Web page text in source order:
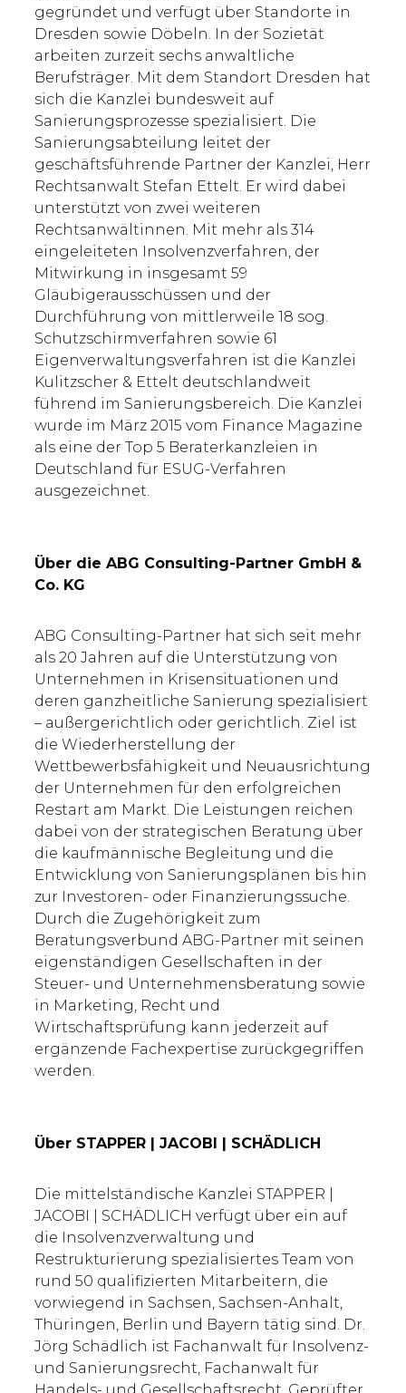
gegründet und verfügt über Standorte in
Dresden sowie Döbeln. In der Sozietät
arbeiten zurzeit sechs anwaltliche
Berufsträger. Mit dem Standort Dresden hat
sich die Kanzlei bundesweit auf
Sanierungsprozesse spezialisiert. Die
Sanierungsabteilung leitet der
geschäftsführende Partner der Kanzlei, Herr
Rechtsanwalt Stefan Ettelt. Er wird dabei
unterstützt von zwei weiteren
Rechtsanwältinnen. Mit mehr als 314
eingeleiteten Insolvenzverfahren, der
Mitwirkung in insgesamt 59
Gläubigerausschüssen und der
Durchführung von mittlerweile 18 sog.
Schutzschirmverfahren sowie 61
Eigenverwaltungsverfahren ist die Kanzlei
Kulitzscher & Ettelt deutschlandweit
führend im Sanierungsbereich. Die Kanzlei
wurde im März 2015 vom Finance Magazine
als eine der Top 5 Beraterkanzleien in
Deutschland für ESUG-Verfahren
ausgezeichnet.
Über die ABG Consulting-Partner GmbH &
Co. KG
ABG Consulting-Partner hat sich seit mehr
als 20 Jahren auf die Unterstützung von
Unternehmen in Krisensituationen und
deren ganzheitliche Sanierung spezialisiert
– außergerichtlich oder gerichtlich. Ziel ist
die Wiederherstellung der
Wettbewerbsfähigkeit und Neuausrichtung
der Unternehmen für den erfolgreichen
Restart am Markt. Die Leistungen reichen
dabei von der strategischen Beratung über
die kaufmännische Begleitung und die
Entwicklung von Sanierungsplänen bis hin
zur Investoren- oder Finanzierungssuche.
Durch die Zugehörigkeit zum
Beratungsverbund ABG-Partner mit seinen
eigenständigen Gesellschaften in der
Steuer- und Unternehmensberatung sowie
in Marketing, Recht und
Wirtschaftsprüfung kann jederzeit auf
ergänzende Fachexpertise zurückgegriffen
werden.
Über STAPPER | JACOBI | SCHÄDLICH
Die mittelständische Kanzlei STAPPER |
JACOBI | SCHÄDLICH verfügt über ein auf
die Insolvenzverwaltung und
Restrukturierung spezialisiertes Team von
rund 50 qualifizierten Mitarbeitern, die
vorwiegend in Sachsen, Sachsen-Anhalt,
Thüringen, Berlin und Bayern tätig sind. Dr.
Jörg Schädlich ist Fachanwalt für Insolvenz-
und Sanierungsrecht, Fachanwalt für
Handels- und Gesellschaftsrecht, Geprüfter